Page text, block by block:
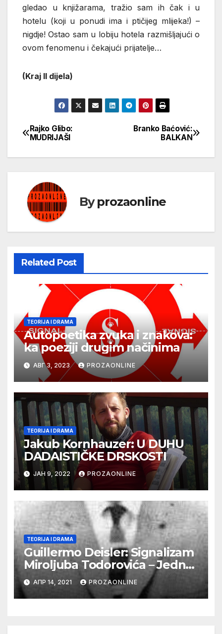
gledao u knjižarama, tražio sam ih čak i u
hotelu (koji u ponudi ima i ptičijeg mlijeka!) –
nigdje! Ostao sam u lobiju hotela razmišljajući o
ovom fenomenu i čekajući prijatelje…
(Kraj II dijela)
Кретање
чланка
Branko Baćović:
BALKAN
Rajko Glibo:
MUDRIJAŠI
Byprozaonline
Related Post
TEORIJA I DRAMA
Autopoetika zvuka i znakova:
ka poeziji drugim načinima
АВГ 3, 2023 PROZAONLINE
TEORIJA I DRAMA
Jakub Kornhauzer: U DUHU
DADAISTIČKE DRSKOSTI
ЈАН 9, 2022 PROZAONLINE
TEORIJA I DRAMA
Guillermo Deisler: Signalizam
Miroljuba Todorovića – Jedna
kosmička svest
АПР 14, 2021 PROZAONLINE